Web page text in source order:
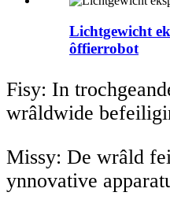
Lichtgewicht
ôffierrobot
Fisy: In
wrâldwide
Missy: De wrâld
ynnovative